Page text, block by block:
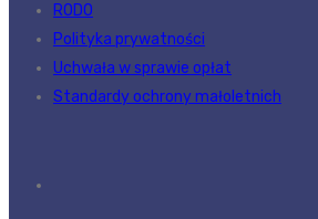
RODO
Polityka prywatności
Uchwała w sprawie opłat
Standardy ochrony małoletnich